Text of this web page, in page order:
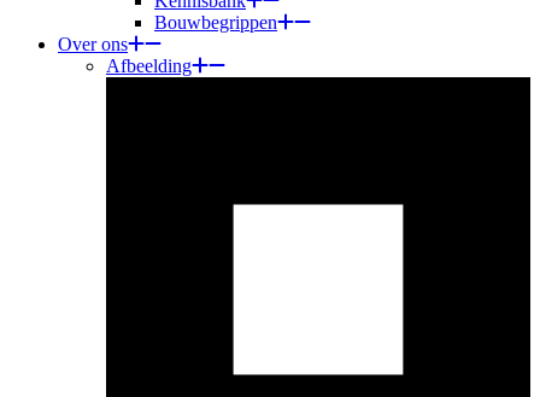
Bouwbegrippen
Over ons
Afbeelding